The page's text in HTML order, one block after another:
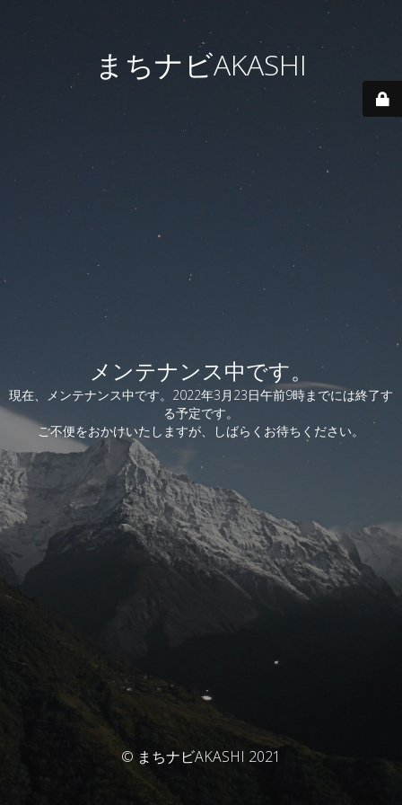
まちナビAKASHI
メンテナンス中です。
現在、メンテナンス中です。2022年3月23日午前9時までには終了す
る予定です。
ご不便をおかけいたしますが、しばらくお待ちください。
© まちナビAKASHI 2021